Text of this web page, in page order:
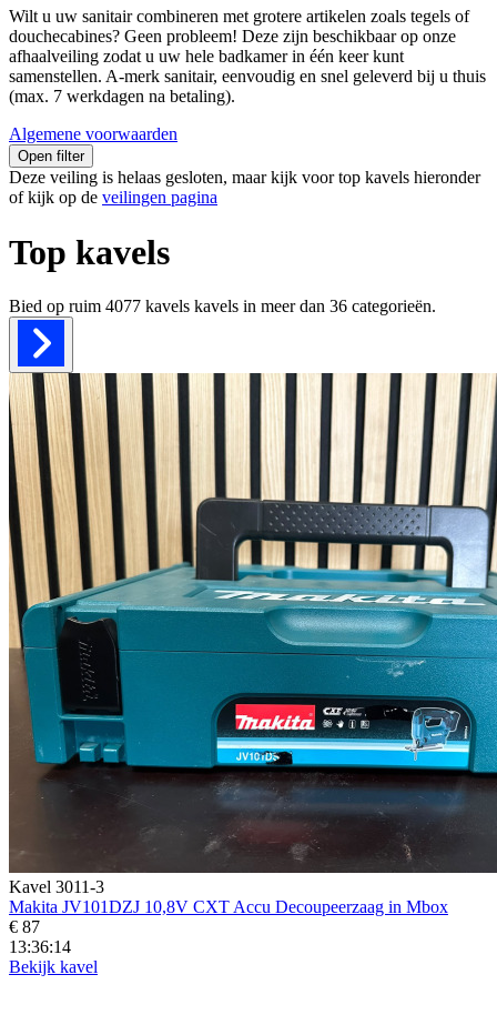
Wilt u uw sanitair combineren met grotere artikelen zoals tegels of
douchecabines? Geen probleem! Deze zijn beschikbaar op onze
afhaalveiling zodat u uw hele badkamer in één keer kunt
samenstellen. A-merk sanitair, eenvoudig en snel geleverd bij u thuis
(max. 7 werkdagen na betaling).
Algemene voorwaarden
Open filter
Deze veiling is helaas gesloten, maar kijk voor top kavels hieronder
of kijk op de veilingen pagina
Top kavels
Bied op ruim 4077 kavels kavels in meer dan 36 categorieën.
Kavel 3011-3
Makita JV101DZJ 10,8V CXT Accu Decoupeerzaag in Mbox
€ 87
13:36:13
Bekijk kavel